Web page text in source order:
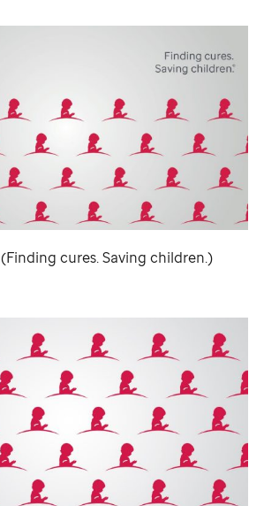
(Finding cures. Saving children.)